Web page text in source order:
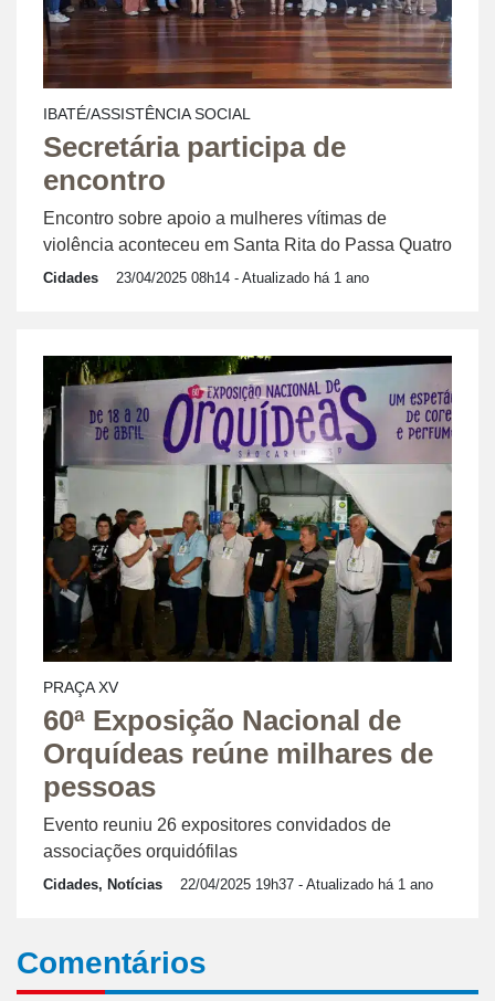
IBATÉ/ASSISTÊNCIA SOCIAL
Secretária participa de
encontro
Encontro sobre apoio a mulheres vítimas de
violência aconteceu em Santa Rita do Passa Quatro
Cidades 23/04/2025 08h14 - Atualizado há 1 ano
PRAÇA XV
60ª Exposição Nacional de
Orquídeas reúne milhares de
pessoas
Evento reuniu 26 expositores convidados de
associações orquidófilas
Cidades, Notícias 22/04/2025 19h37 - Atualizado há 1 ano
Comentários